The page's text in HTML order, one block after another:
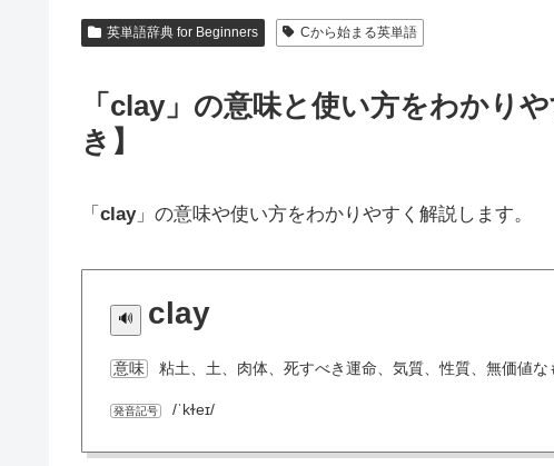
英単語辞典 for Beginners Cから始まる英単語
「clay」の意味と使い方をわかり
き】
「 clay」の意味や使い方をわかりやすく解説します。
clay
意味 粘土、土、肉体、死すべき運命、気質、性質、無価値な
発音記号 /ˈkɫeɪ/